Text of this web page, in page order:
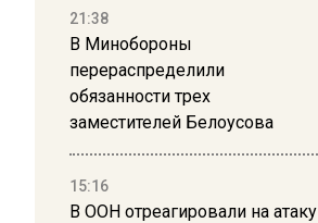
21:38
В Минобороны
перераспределили
обязанности трех
заместителей Белоусова
15:16
В ООН отреагировали на атаку